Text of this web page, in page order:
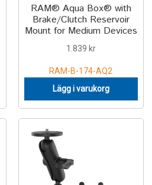
RAM® Aqua Box® with
Brake/Clutch Reservoir
Mount for Medium Devices
1.839 kr
RAM-B-174-AQ2
Lägg i varukorg